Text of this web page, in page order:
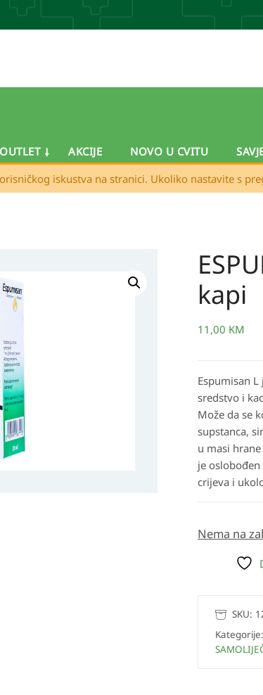
OUTLET AKCIJE NOVO U CVITU
iskustva na stranici. Ukoliko nastavite s
kapi
11,00 KM
Espumisan L
sredstvo i
Može da se
supstanca,
u masi
je
crijeva i
Nema na
SKU:
Kategorije: